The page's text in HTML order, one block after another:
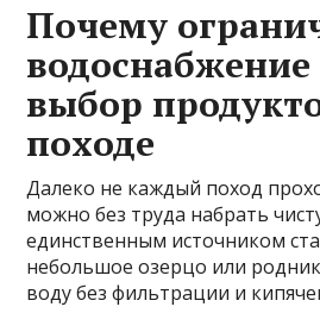
Почему
водоснабжение
выбор
походе
Далеко не каждый поход
можно без труда набрать
единственным источником
небольшое озерцо или
воду без фильтрации и